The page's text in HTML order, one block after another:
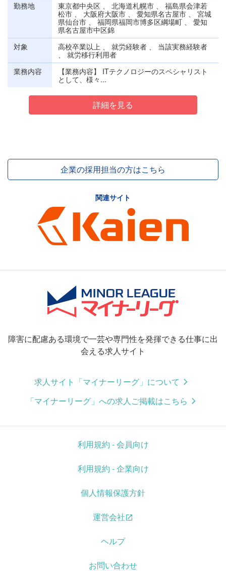
勤務地
東京都中央区 、 北海道札幌市 、 福島県会津若
松市 、 大阪府大阪市 、 愛知県名古屋市 、 宮城
県仙台市 、 福岡県福岡市博多区綱場町 、 愛知
県名古屋市中区錦
対象
高校卒業以上 、 就労経験者 、 当該実務経験者
、 就労移行利用者
業務内容
【業務内容】 ITテクノロジーのスペシャリスト
として、様々...
詳細を見る
企業の採用担当の方はこちら
関連サイト
障害に配慮ある環境で一芸や専門性を発揮できる仕事に出
会える求人サイト
求人サイト「マイナーリーグ」について
「マイナーリーグ」への求人ご掲載はこちら
利用規約 - 会員向け
利用規約 - 企業向け
個人情報保護方針
運営会社
ヘルプ
お問い合わせ